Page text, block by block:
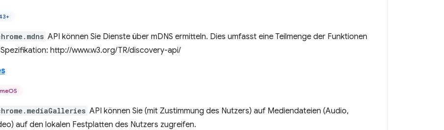
API können Sie Dienste über mDNS ermitteln. Dies umfasst eine Teilmenge der Funktionen
http://www.w3.org/TR/discovery-api/
API können Sie (mit Zustimmung des Nutzers) auf Mediendateien (Audio,
auf den lokalen Festplatten des Nutzers zugreifen.